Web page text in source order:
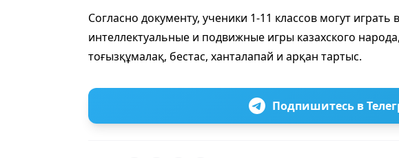
Согласно документу, ученики 1-11 классов могут
интеллектуальные и подвижные игры казахского
тоғызқұмалақ, бестас, ханталапай и арқан тартыс.
Подпишитесь в